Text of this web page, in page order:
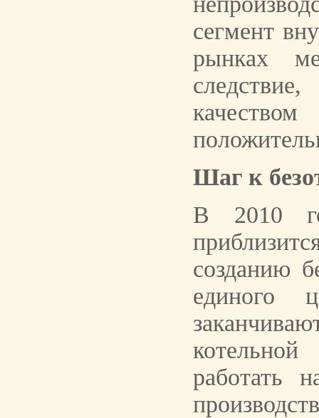
сегмент
рынках
Шаг к
В 2010
созданию
единого
работать